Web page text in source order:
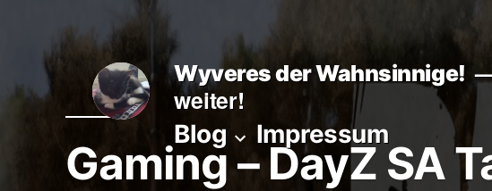
Inhalt
springen
Wyveres der Wahnsinnige!
weiter!
Blog Impressum
Gaming – DayZ SA